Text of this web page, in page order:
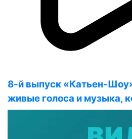
8-й выпуск «Катьен-
живые голоса и музыка,